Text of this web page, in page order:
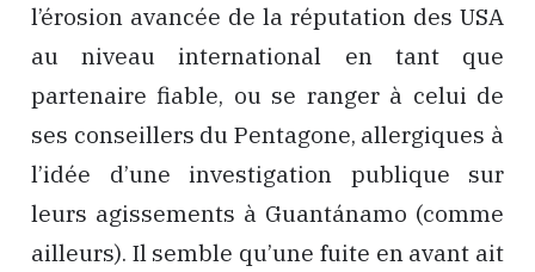
l’érosion avancée de la réputation des USA
au niveau international en tant que
partenaire fiable, ou se ranger à celui de
ses conseillers du Pentagone, allergiques à
l’idée d’une investigation publique sur
leurs agissements à Guantánamo (comme
ailleurs). Il semble qu’une fuite en avant ait